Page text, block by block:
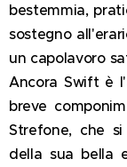
bestemmia,
sostegno
un capolavoro
Ancora Swift è
breve
Strefone, che
della sua bella